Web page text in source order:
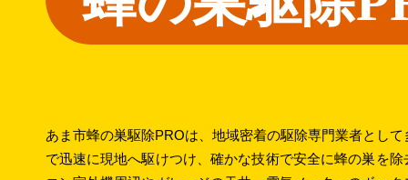
あま市蜂の巣駆除PROは、地域密着の駆除専門業者とし
で迅速に現地へ駆けつけ、確かな技術で安全に蜂の巣を